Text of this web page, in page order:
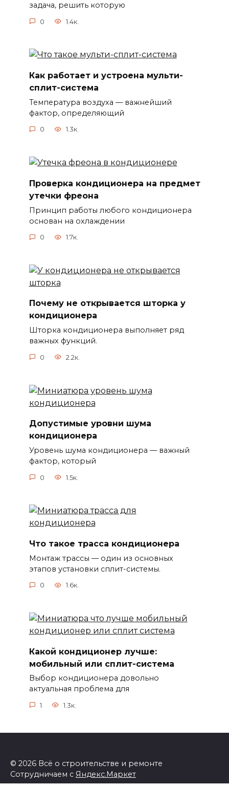
задача, решить которую
0 1.4к.
Как работает и устроена мульти-
сплит-система
Температура воздуха — важнейший
фактор, определяющий
0 1.3к.
Проверка кондиционера на предмет
утечки фреона
Принцип работы любого кондиционера
основан на охлаждении
0 1.7к.
Почему не открывается шторка у
кондиционера
Шторка кондиционера выполняет ряд
важных функций.
0 2.2к.
Допустимые уровни шума
кондиционера
Уровень шума кондиционера — важный
фактор, который
0 1.5к.
Что такое трасса кондиционера
Монтаж трассы — один из основных
этапов установки сплит-системы.
0 1.6к.
Какой кондиционер лучше:
мобильный или сплит-система
Выбор кондиционера довольно
актуальная проблема для
1 1.3к.
© 2026 Всё о строительстве и ремонте
Сотрудничаем с Яндекс.Маркет